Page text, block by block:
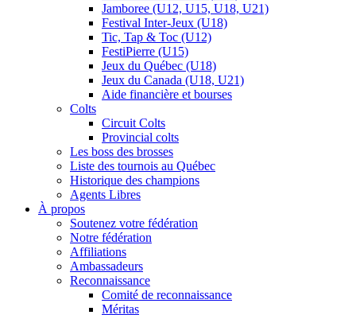
Jamboree (U12, U15, U18, U21)
Festival Inter-Jeux (U18)
Tic, Tap & Toc (U12)
FestiPierre (U15)
Jeux du Québec (U18)
Jeux du Canada (U18, U21)
Aide financière et bourses
Colts
Circuit Colts
Provincial colts
Les boss des brosses
Liste des tournois au Québec
Historique des champions
Agents Libres
À propos
Soutenez votre fédération
Notre fédération
Affiliations
Ambassadeurs
Reconnaissance
Comité de reconnaissance
Méritas